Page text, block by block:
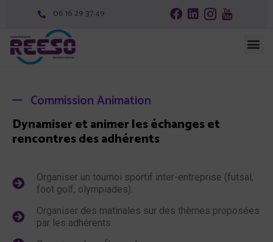
06 16 29 37 49
Commission Animation
Dynamiser et animer les échanges et
rencontres des adhérents
Organiser un tournoi sportif inter-entreprise (futsal,
foot golf, olympiades).
Organiser des matinales sur des thèmes proposées
par les adhérents.